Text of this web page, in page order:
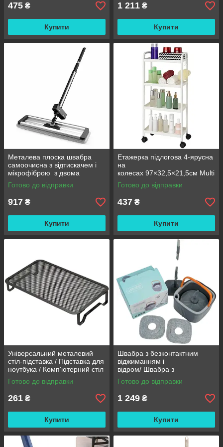
475 ₴
Купити
1 211 ₴
Купити
Металева плоска швабра
самоочисна з відтискачем і
мікрофіброю з двома
змінними насадками M06
42см
Готово до відправки
917 ₴
Купити
Етажерка підлогова 4-ярусна
на
колесах 97×32,5×21,5см Multi
fucntion Rack JC606
/ Підлогова вузька стелаж-
етажерка
Готово до відправки
437 ₴
Купити
Універсальний металевий
стіл-підставка / Підставка для
ноутбука / Комп'ютерний стіл
із вентиляцією
Готово до відправки
261 ₴
Купити
Швабра з безконтактним
віджиманням і
відром/ Швабра з
самовіджимом Clean Living
Unlimited Control / Швабра
стрічка
Готово до відправки
1 249 ₴
Купити